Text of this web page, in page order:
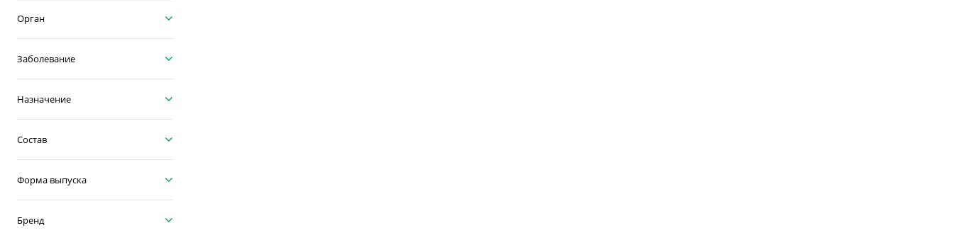
Орган
Заболевание
Назначение
Состав
Форма выпуска
Бренд